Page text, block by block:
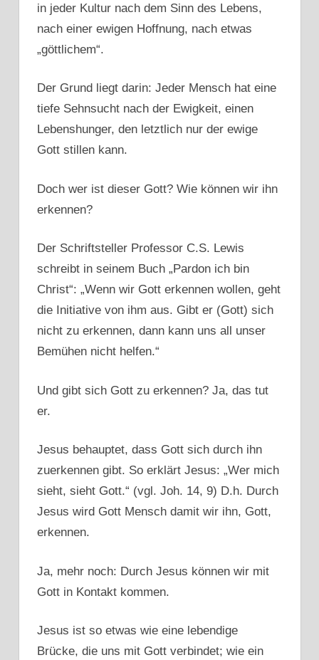
in jeder Kultur nach dem Sinn des Lebens,
nach einer ewigen Hoffnung, nach etwas
„göttlichem“.
Der Grund liegt darin: Jeder Mensch hat eine
tiefe Sehnsucht nach der Ewigkeit, einen
Lebenshunger, den letztlich nur der ewige
Gott stillen kann.
Doch wer ist dieser Gott? Wie können wir ihn
erkennen?
Der Schriftsteller Professor C.S. Lewis
schreibt in seinem Buch „Pardon ich bin
Christ“: „Wenn wir Gott erkennen wollen, geht
die Initiative von ihm aus. Gibt er (Gott) sich
nicht zu erkennen, dann kann uns all unser
Bemühen nicht helfen.“
Und gibt sich Gott zu erkennen? Ja, das tut
er.
Jesus behauptet, dass Gott sich durch ihn
zuerkennen gibt. So erklärt Jesus: „Wer mich
sieht, sieht Gott.“ (vgl. Joh. 14, 9) D.h. Durch
Jesus wird Gott Mensch damit wir ihn, Gott,
erkennen.
Ja, mehr noch: Durch Jesus können wir mit
Gott in Kontakt kommen.
Jesus ist so etwas wie eine lebendige
Brücke, die uns mit Gott verbindet; wie ein